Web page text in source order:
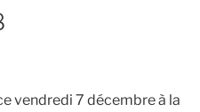
vendredi 7 décembre à la